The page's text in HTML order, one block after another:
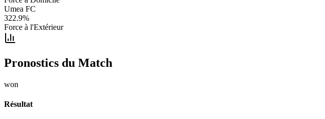
Umea FC
322.9%
Force à l'Extérieur
Pronostics du Match
won
Résultat